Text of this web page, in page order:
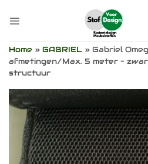
naar
Home » GABRIEL » Gabriel
afmetingen/Max. 5 meter –
structuur